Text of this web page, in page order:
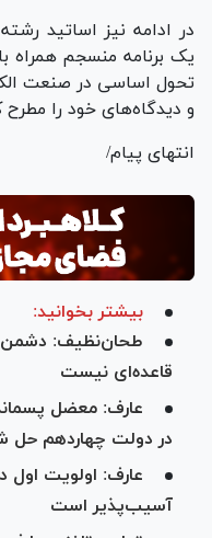
در ادامه نیز اساتید
یک برنامه منسجم همراه
تحول اساسی در صنعت
و دیدگاه‌های خود را مطرح
انتهای پیام/
بیشتر بخوانید:
طحان‌نظیف: دشمن
قاعده‌ای نیست
عارف: معضل
در دولت چهاردهم حل
عارف: اولویت اول
آسیب‌پذیر است